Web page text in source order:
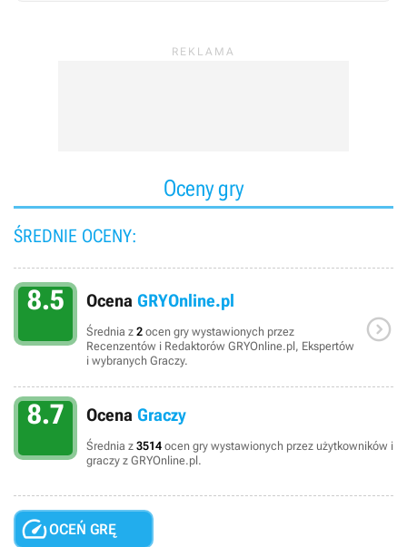
Oceny gry
ŚREDNIE OCENY:
8.5 Ocena GRYOnline.pl
Średnia z 2 ocen gry wystawionych przez
Recenzentów i Redaktorów GRYOnline.pl, Ekspertów
i wybranych Graczy.

8.7 Ocena Graczy
Średnia z 3514 ocen gry wystawionych przez użytkowników i
graczy z GRYOnline.pl.
OCEŃ GRĘ